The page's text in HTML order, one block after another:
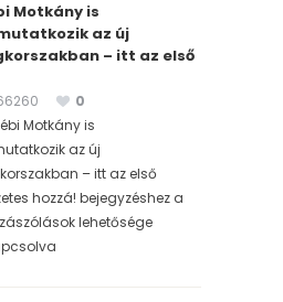
Motkány is
az új
– itt az első
0
Motkány is
az új
– itt az első
hozzá! bejegyzéshez a
lehetősége